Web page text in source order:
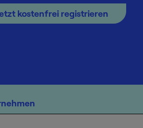
kostenfrei registrieren